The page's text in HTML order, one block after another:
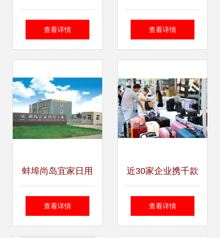
与创新的日用生活
查看详情
厂 专注一次性手套
查看详情
蚌埠尚岛宜家日用
品科技工业 创新与
查看详情
近30家企业携千款
出口级优品亮相 珠
查看详情